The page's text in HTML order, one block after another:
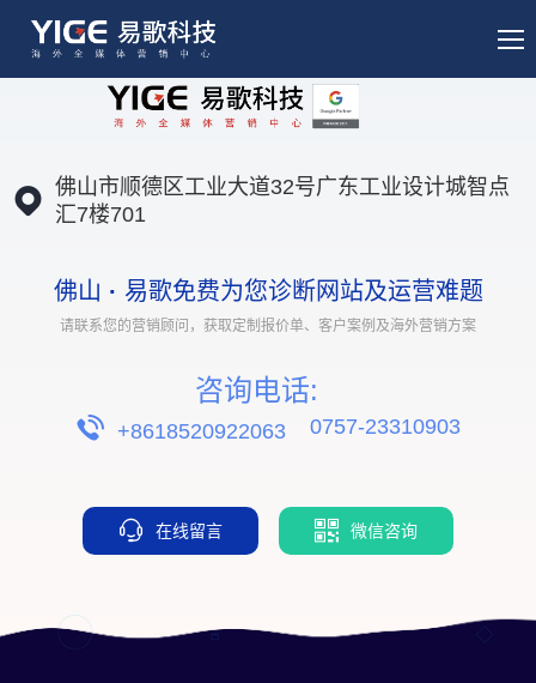
佛山市顺德区工业大道32号广东工业设计城智点
汇7楼701
佛山 · 易歌免费为您诊断网站及运营难题
请联系您的营销顾问，获取定制报价单、客户案例及海外营销方案
咨询电话:
+8618520922063 0757-23310903
在线留言 微信咨询